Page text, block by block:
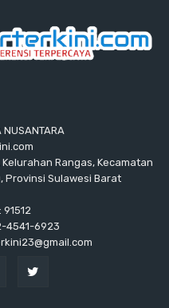
NUSANTARA
Rangas, Kecamatan
Provinsi Sulawesi Barat
91512
4541-6923